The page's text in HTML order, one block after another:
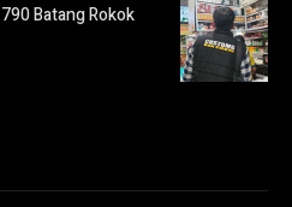
Batang Rokok